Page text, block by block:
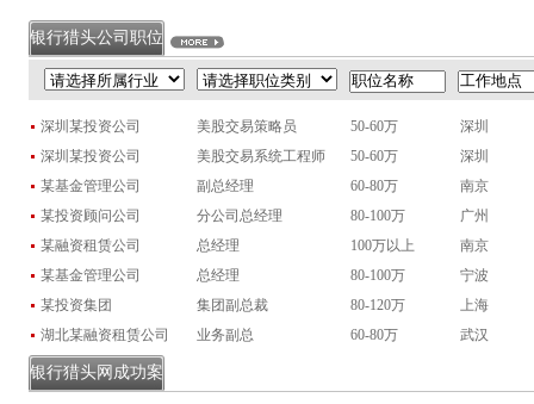
银行猎头公司职位
深圳某投资公司 美股交易策略员 50-60万
深圳
深圳某投资公司
美股交易系统工程师 50-60万
深圳
某基金管理公司
副总经理 60-80万
南京
某投资顾问公司
分公司总经理 80-100万
广州
某融资租赁公司
总经理 100万以上
南京
某基金管理公司
总经理 80-100万
宁波
某投资集团
集团副总裁 80-120万
上海
湖北某融资租赁公司
业务副总 60-80万 武汉
银行猎头网成功案
基金项目 总经理
银行项目
支行行长
漳州银行项目
个贷中心总经理
台州金融证券项目
营业部经理
泰州基金项目
泰州分公司总经理
证券项目
基金项目
合规风控总监